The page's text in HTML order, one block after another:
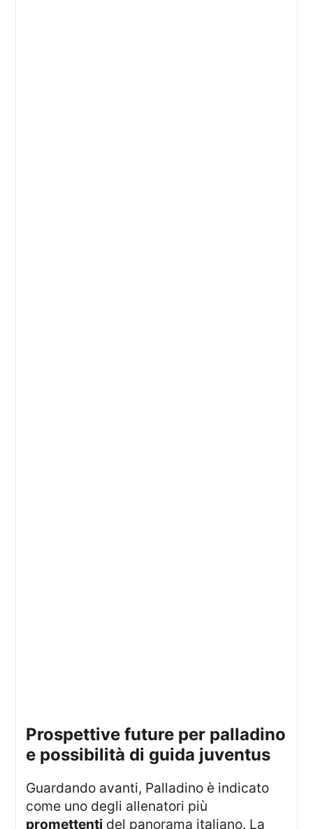
prospettive future per palladino
e possibilità di guida juventus
Guardando avanti, Palladino è indicato
come uno degli allenatori più
promettenti del panorama italiano. La